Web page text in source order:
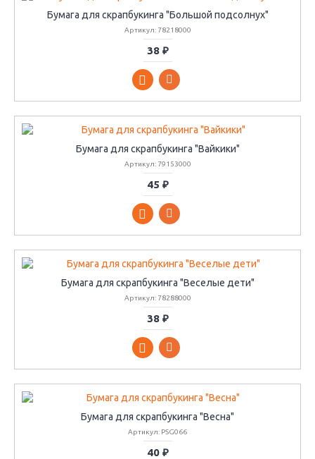
Бумага для скрапбукинга "Большой подсолнух"
Артикул: 78218000
38 ₽
Бумага для скрапбукинга "Вайкики"
Артикул: 79153000
45 ₽
Бумага для скрапбукинга "Веселые дети"
Артикул: 78288000
38 ₽
Бумага для скрапбукинга "Весна"
Артикул: PSG066
40 ₽